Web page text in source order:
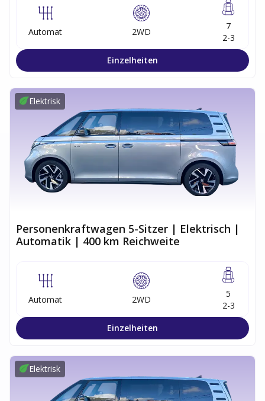
Automat 2WD
7
2-3
Einzelheiten
Elektrisk
Personenkraftwagen 5-Sitzer | Elektrisch |
Automatik | 400 km Reichweite
Automat 2WD
5
2-3
Einzelheiten
Elektrisk